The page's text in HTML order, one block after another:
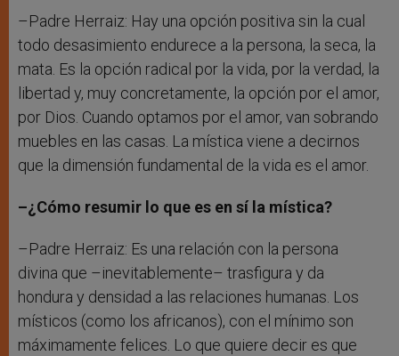
–Padre Herraiz: Hay una opción positiva sin la cual
todo desasimiento endurece a la persona, la seca, la
mata. Es la opción radical por la vida, por la verdad, la
libertad y, muy concretamente, la opción por el amor,
por Dios. Cuando optamos por el amor, van sobrando
muebles en las casas. La mística viene a decirnos
que la dimensión fundamental de la vida es el amor.
–¿Cómo resumir lo que es en sí la mística?
–Padre Herraiz: Es una relación con la persona
divina que –inevitablemente– trasfigura y da
hondura y densidad a las relaciones humanas. Los
místicos (como los africanos), con el mínimo son
máximamente felices. Lo que quiere decir es que